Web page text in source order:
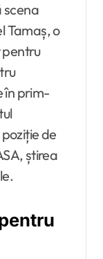
Tamaș, o
în prim-
de
știrea